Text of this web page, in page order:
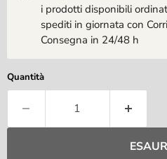
i prodotti disponibili
spediti in giornata con
Consegna in 24/48 h
Quantità